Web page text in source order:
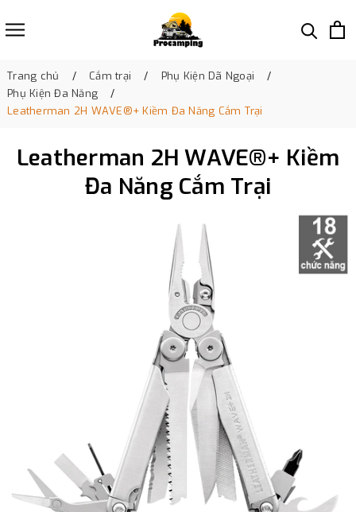
Trang chủ Cắm trại
Phụ Kiện Dã Ngoại
Phụ Kiện Đa Năng
Leatherman 2H WAVE®+ Kiềm Đa Năng Cắm Trại
Leatherman 2H WAVE®+ Kiềm
Đa Năng Cắm Trại